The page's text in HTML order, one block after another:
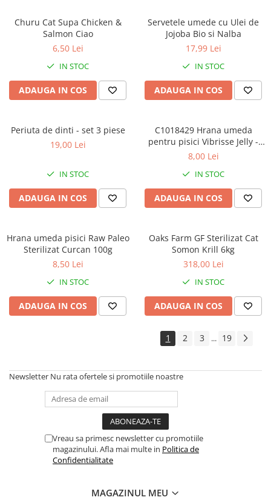
Churu Cat Supa Chicken &
Salmon Ciao
6,50 Lei
IN STOC
ADAUGA IN COS
Servetele umede cu Ulei de
Jojoba Bio si Nalba
17,99 Lei
IN STOC
ADAUGA IN COS
Periuta de dinti - set 3 piese
19,00 Lei
IN STOC
ADAUGA IN COS
C1018429 Hrana umeda
pentru pisici Vibrisse Jelly -
Ton si sunca de pui in aspic
8,00 Lei
IN STOC
ADAUGA IN COS
Hrana umeda pisici Raw Paleo
Sterilizat Curcan 100g
8,50 Lei
IN STOC
ADAUGA IN COS
Oaks Farm GF Sterilizat Cat
Somon Krill 6kg
318,00 Lei
IN STOC
ADAUGA IN COS
1 2 3 ... 19
Newsletter Nu rata ofertele si promotiile noastre
Vreau sa primesc newsletter cu promotiile
magazinului. Afla mai multe in Politica de
Confidentialitate
MAGAZINUL MEU